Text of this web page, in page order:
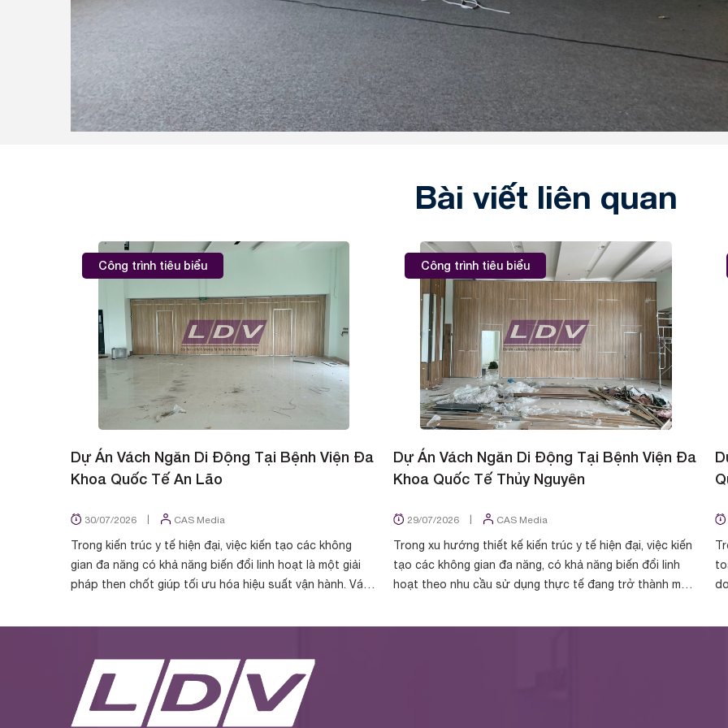
Bài viết liên quan
Công trình tiêu biểu
Dự Án Vách Ngăn Di Động Tại Bệnh Viện Đa
Khoa Quốc Tế An Lão
30/07/2026 | CAS Media
Trong kiến trúc y tế hiện đại, việc kiến tạo các không
gian đa năng có khả năng biến đổi linh hoạt là một giải
pháp then chốt giúp tối ưu hóa hiệu suất vận hành. Vách
Công trình tiêu biểu
Dự Án Vách Ngăn Di Động Tại Bệnh Viện Đa
Khoa Quốc Tế Thủy Nguyên
29/07/2026 | CAS Media
Trong xu hướng thiết kế kiến trúc y tế hiện đại, việc kiến
tạo các không gian đa năng, có khả năng biến đổi linh
hoạt theo nhu cầu sử dụng thực tế đang trở thành một